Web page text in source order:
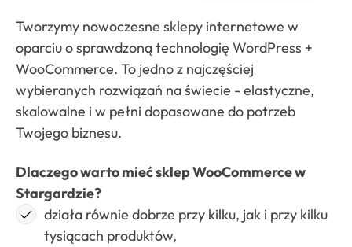
Tworzymy nowoczesne sklepy internetowe w
oparciu o sprawdzoną technologię WordPress +
WooCommerce. To jedno z najczęściej
wybieranych rozwiązań na świecie - elastyczne,
skalowalne i w pełni dopasowane do potrzeb
Twojego biznesu.
Dlaczego warto mieć sklep WooCommerce w
Stargardzie?
działa równie dobrze przy kilku, jak i przy kilku
tysiącach produktów,